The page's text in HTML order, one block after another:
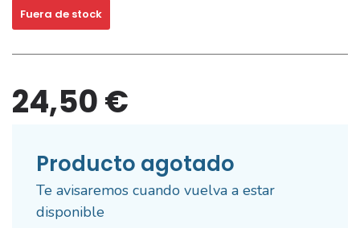
Fuera de stock
24,50 €
Producto agotado
Te avisaremos cuando vuelva a estar
disponible